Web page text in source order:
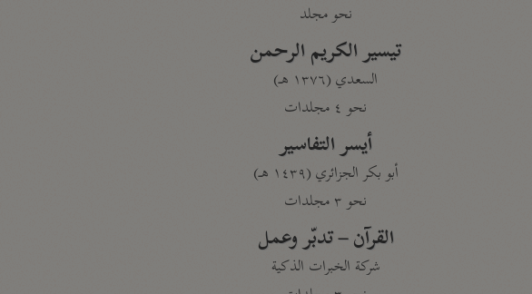
نحو مجلد
تيسير الكريم الرحمن
السعدي (١٣٧٦ هـ)
نحو ٤ مجلدات
أيسر التفاسير
أبو بكر الجزائري (١٤٣٩ هـ)
نحو ٣ مجلدات
القرآن – تدبّر وعمل
شركة الخبرات الذكية